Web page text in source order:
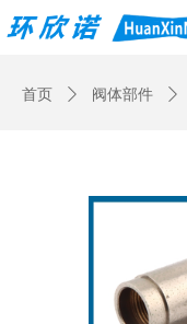
ControlType:productSlideBind
首页 ꄲ 阀体部件 ꄲ